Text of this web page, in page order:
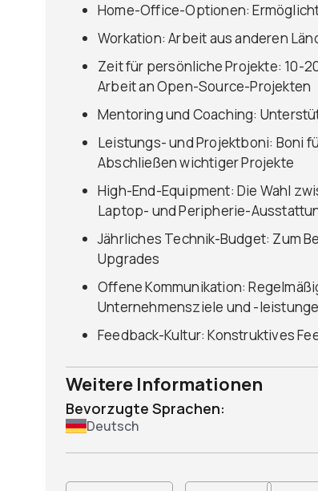
Home-Office-Optionen:
Workation: Arbeit aus anderen
Zeit für persönliche Projekte: 10-
Arbeit an Open-Source-Projekten
Mentoring und Coaching:
Leistungs- und Projektboni: Boni
Abschließen wichtiger Projekte
High-End-Equipment: Die Wahl
Laptop- und Peripherie-
Jährliches Technik-Budget: Zum
Upgrades
Offene Kommunikation:
Unternehmensziele und -
Feedback-Kultur: Konstruktives
Weitere Informationen
Bevorzugte Sprachen:
Deutsch